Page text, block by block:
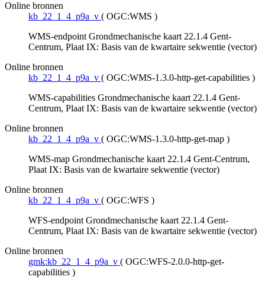
Online bronnen
kb_22_1_4_p9a_v ( OGC:WMS )
WMS-endpoint Grondmechanische kaart 22.1.4 Gent-
Centrum, Plaat IX: Basis van de kwartaire sekwentie (vector)
Online bronnen
kb_22_1_4_p9a_v ( OGC:WMS-1.3.0-http-get-capabilities )
WMS-capabilities Grondmechanische kaart 22.1.4 Gent-
Centrum, Plaat IX: Basis van de kwartaire sekwentie (vector)
Online bronnen
kb_22_1_4_p9a_v ( OGC:WMS-1.3.0-http-get-map )
WMS-map Grondmechanische kaart 22.1.4 Gent-Centrum,
Plaat IX: Basis van de kwartaire sekwentie (vector)
Online bronnen
kb_22_1_4_p9a_v ( OGC:WFS )
WFS-endpoint Grondmechanische kaart 22.1.4 Gent-
Centrum, Plaat IX: Basis van de kwartaire sekwentie (vector)
Online bronnen
gmk:kb_22_1_4_p9a_v ( OGC:WFS-2.0.0-http-get-
capabilities )